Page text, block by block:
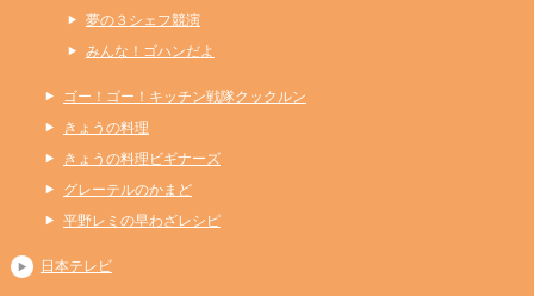
夢の３シェフ競演
みんな！ゴハンだよ
ゴー！ゴー！キッチン戦隊クックルン
きょうの料理
きょうの料理ビギナーズ
グレーテルのかまど
平野レミの早わざレシピ
日本テレビ